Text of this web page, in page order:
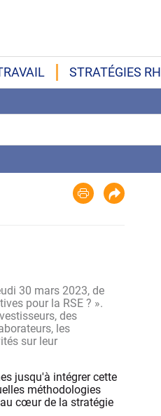
STRATÉGIES RH
30 mars 2023, de
pour la RSE ? ».
des
les
sur leur
jusqu'à intégrer cette
méthodologies
cœur de la stratégie